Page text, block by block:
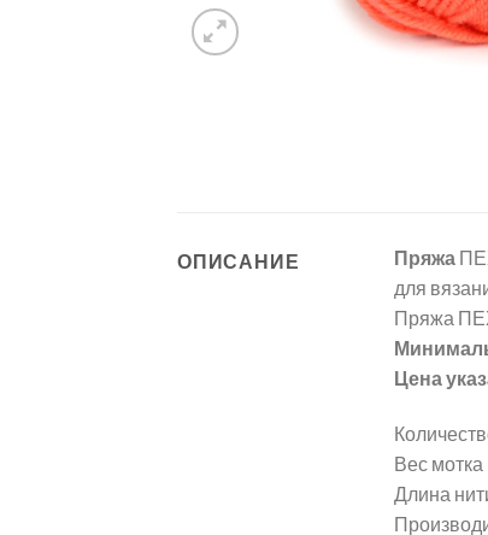
ОПИСАНИЕ Пряжа
для
Пряжа
Цена
Вес мотка
Длина